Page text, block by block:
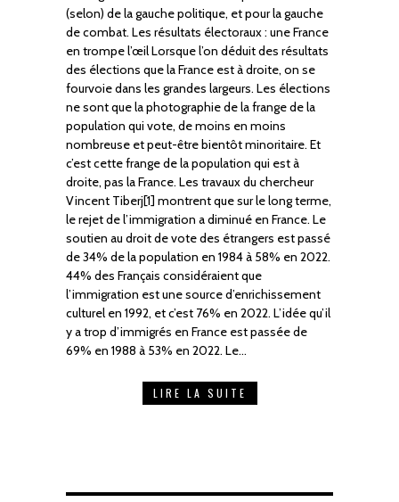
(selon) de la gauche politique, et pour la gauche
de combat. Les résultats électoraux : une France
en trompe l’œil Lorsque l’on déduit des résultats
des élections que la France est à droite, on se
fourvoie dans les grandes largeurs. Les élections
ne sont que la photographie de la frange de la
population qui vote, de moins en moins
nombreuse et peut-être bientôt minoritaire. Et
c’est cette frange de la population qui est à
droite, pas la France. Les travaux du chercheur
Vincent Tiberj[1] montrent que sur le long terme,
le rejet de l’immigration a diminué en France. Le
soutien au droit de vote des étrangers est passé
de 34% de la population en 1984 à 58% en 2022.
44% des Français considéraient que
l’immigration est une source d’enrichissement
culturel en 1992, et c’est 76% en 2022. L’idée qu’il
y a trop d’immigrés en France est passée de
69% en 1988 à 53% en 2022. Le…
LIRE LA SUITE